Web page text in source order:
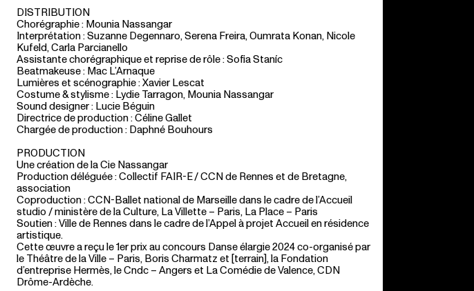
DISTRIBUTION
Chorégraphie : Mounia Nassangar
Interprétation : Suzanne Degennaro, Serena Freira, Oumrata Konan, Nicole
Kufeld, Carla Parcianello
Assistante chorégraphique et reprise de rôle : Sofia Staníc
Beatmakeuse : Mac L’Arnaque
Lumières et scénographie : Xavier Lescat
Costume & stylisme : Lydie Tarragon, Mounia Nassangar
Sound designer : Lucie Béguin
Directrice de production : Céline Gallet
Chargée de production : Daphné Bouhours
PRODUCTION
Une création de la Cie Nassangar
Production déléguée : Collectif FAIR-E / CCN de Rennes et de Bretagne,
association
Coproduction : CCN-Ballet national de Marseille dans le cadre de l’Accueil
studio / ministère de la Culture, La Villette – Paris, La Place – Paris
Soutien : Ville de Rennes dans le cadre de l’Appel à projet Accueil en résidence
artistique.
Cette œuvre a reçu le 1er prix au concours Danse élargie 2024 co-organisé par
le Théâtre de la Ville – Paris, Boris Charmatz et [terrain], la Fondation
d’entreprise Hermès, le Cndc – Angers et La Comédie de Valence, CDN
Drôme-Ardèche.